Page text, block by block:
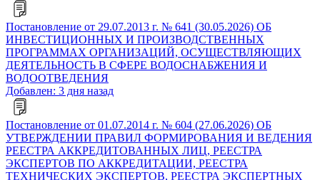
Постановление от 29.07.2013 г. № 641 (30.05.2026) ОБ
ИНВЕСТИЦИОННЫХ И ПРОИЗВОДСТВЕННЫХ
ПРОГРАММАХ ОРГАНИЗАЦИЙ, ОСУЩЕСТВЛЯЮЩИХ
ДЕЯТЕЛЬНОСТЬ В СФЕРЕ ВОДОСНАБЖЕНИЯ И
ВОДООТВЕДЕНИЯ
Добавлен: 3 дня назад
Постановление от 01.07.2014 г. № 604 (27.06.2026) ОБ
УТВЕРЖДЕНИИ ПРАВИЛ ФОРМИРОВАНИЯ И ВЕДЕНИЯ
РЕЕСТРА АККРЕДИТОВАННЫХ ЛИЦ, РЕЕСТРА
ЭКСПЕРТОВ ПО АККРЕДИТАЦИИ, РЕЕСТРА
ТЕХНИЧЕСКИХ ЭКСПЕРТОВ, РЕЕСТРА ЭКСПЕРТНЫХ